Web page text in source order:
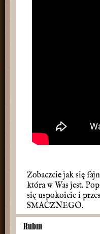
Zobaczcie jak się
która w Was jest.
się uspokoicie i
SMACZNEGO.
Rubin